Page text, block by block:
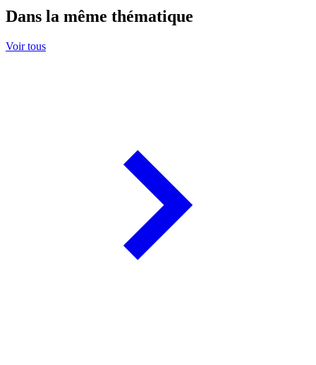
Dans la même thématique
Voir tous